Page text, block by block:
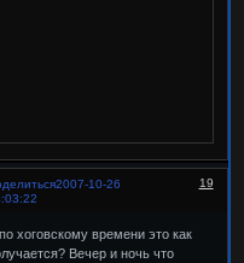
19
2007-10-26
хоговскому времени это как
Вечер и ночь что